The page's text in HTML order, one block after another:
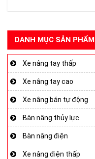
DANH MỤC SẢN PHẨM
Xe nâng tay thấp
Xe nâng tay cao
Xe nâng bán tự động
Bàn nâng thủy lực
Bàn nâng điện
Xe nâng điện thấp